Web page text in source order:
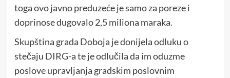
toga ovo javno preduzeće je samo za poreze i
doprinose dugovalo 2,5 miliona maraka.
Skupština grada Doboja je donijela odluku o
stečaju DIRG-a te je odlučila da im oduzme
poslove upravljanja gradskim poslovnim